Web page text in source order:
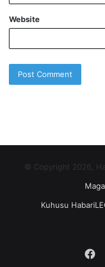
Website
© Copyright 2026,
Kuhusu